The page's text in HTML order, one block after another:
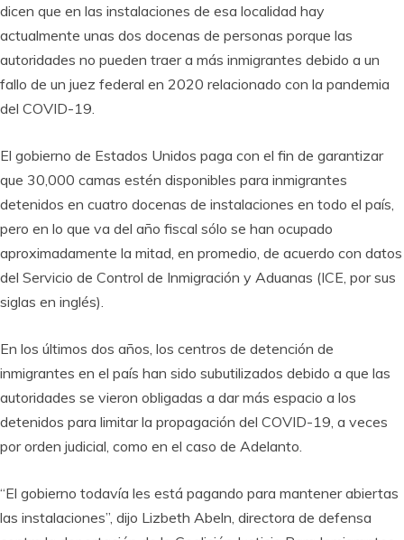
dicen que en las instalaciones de esa localidad hay
actualmente unas dos docenas de personas porque las
autoridades no pueden traer a más inmigrantes debido a un
fallo de un juez federal en 2020 relacionado con la pandemia
del COVID-19.
El gobierno de Estados Unidos paga con el fin de garantizar
que 30,000 camas estén disponibles para inmigrantes
detenidos en cuatro docenas de instalaciones en todo el país,
pero en lo que va del año fiscal sólo se han ocupado
aproximadamente la mitad, en promedio, de acuerdo con datos
del Servicio de Control de Inmigración y Aduanas (ICE, por sus
siglas en inglés).
En los últimos dos años, los centros de detención de
inmigrantes en el país han sido subutilizados debido a que las
autoridades se vieron obligadas a dar más espacio a los
detenidos para limitar la propagación del COVID-19, a veces
por orden judicial, como en el caso de Adelanto.
“El gobierno todavía les está pagando para mantener abiertas
las instalaciones”, dijo Lizbeth Abeln, directora de defensa